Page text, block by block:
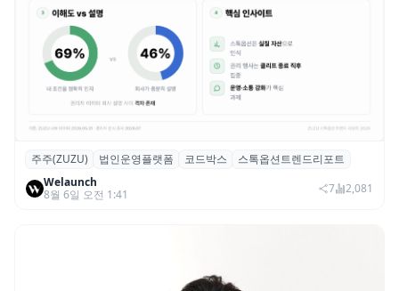
스톡옵션 취소율 2년 만에 18.2%→31.3%…
권리 발생 즉시 행사 비중도 급증
주주(ZUZU) 법인운영플랫폼 코드박스
스톡옵션트렌드리포트
Welaunch
8월 6일 오전 1:41
7 2,081